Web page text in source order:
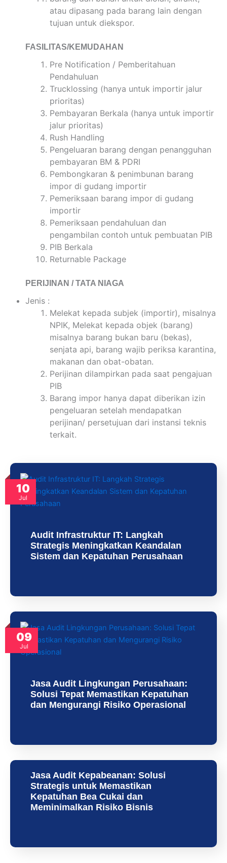
atau dipasang pada barang lain dengan
tujuan untuk diekspor.
FASILITAS/KEMUDAHAN
Pre Notification / Pemberitahuan
Pendahuluan
Trucklossing (hanya untuk importir jalur
prioritas)
Pembayaran Berkala (hanya untuk importir
jalur prioritas)
Rush Handling
Pengeluaran barang dengan penangguhan
pembayaran BM & PDRI
Pembongkaran & penimbunan barang
impor di gudang importir
Pemeriksaan barang impor di gudang
importir
Pemeriksaan pendahuluan dan
pengambilan contoh untuk pembuatan PIB
PIB Berkala
Returnable Package
PERIJINAN / TATA NIAGA
Jenis :
Melekat kepada subjek (importir), misalnya
NPIK, Melekat kepada objek (barang)
misalnya barang bukan baru (bekas),
senjata api, barang wajib periksa karantina,
makanan dan obat-obatan.
Perijinan dilampirkan pada saat pengajuan
PIB
Barang impor hanya dapat diberikan izin
pengeluaran setelah mendapatkan
perijinan/ persetujuan dari instansi teknis
terkait.
10
Jul
Audit Infrastruktur IT: Langkah
Strategis Meningkatkan Keandalan
Sistem dan Kepatuhan Perusahaan
09
Jul
Jasa Audit Lingkungan Perusahaan:
Solusi Tepat Memastikan Kepatuhan
dan Mengurangi Risiko Operasional
Jasa Audit Kepabeanan: Solusi
Strategis untuk Memastikan
Kepatuhan Bea Cukai dan
Meminimalkan Risiko Bisnis